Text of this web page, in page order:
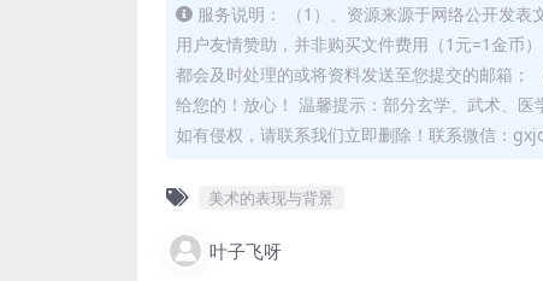
服务说明： （1）、资源来源于网络公开发
用户友情赞助，并非购买文件费用（1元=1金币
都会及时处理的或将资料发送至您提交的邮箱；
给您的！放心！ 温馨提示：部分玄学、武术、
如有侵权，请联系我们立即删除！联系微信：
美术的表现与背景
叶子飞呀